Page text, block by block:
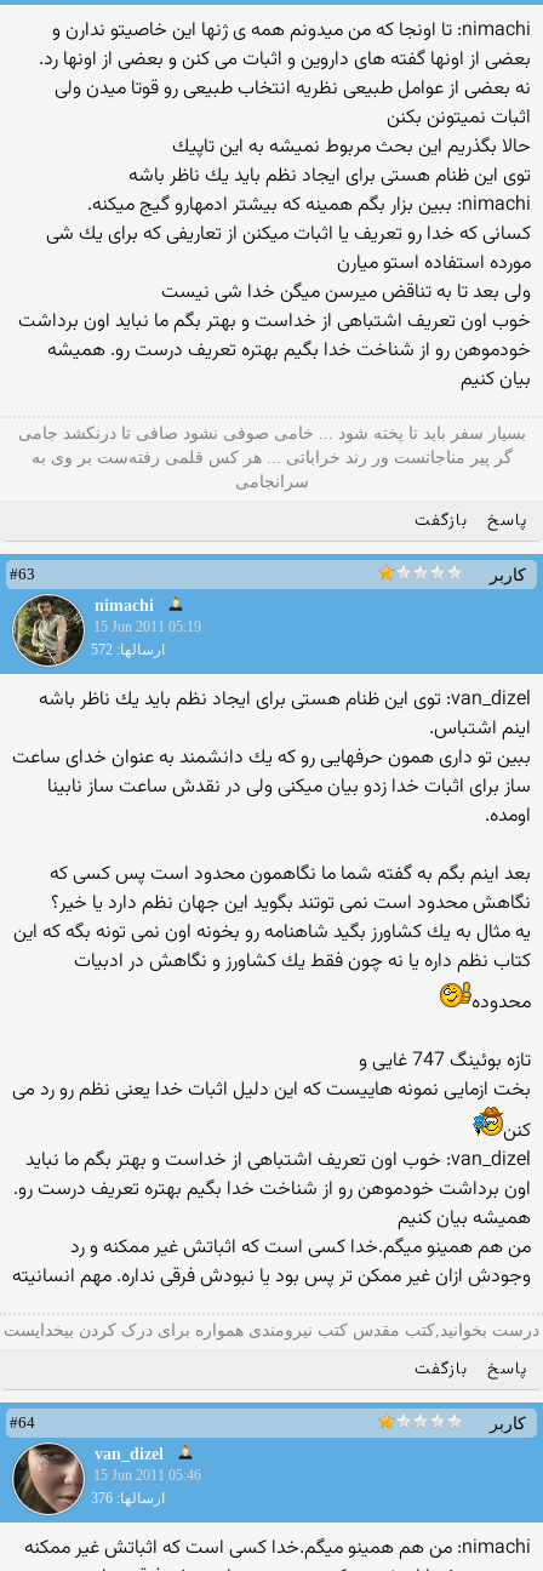
nimachi: تا اونجا كه من میدونم همه ی ژنها این خاصیتو ندارن و
بعضی از اونها گفته های داروین و اثبات می كنن و بعضی از اونها رد.
نه بعضی از عوامل طبیعی نظریه انتخاب طبیعی رو قوتا میدن ولی
اثبات نمیتونن بكنن
حالا بگذریم این بحث مربوط نمیشه به این تاپیك
توی این ظنام هستی برای ایجاد نظم باید یك ناظر باشه
nimachi: ببین بزار بگم همینه كه بیشتر ادمهارو گیج میكنه.
كسانی كه خدا رو تعریف یا اثبات میكنن از تعاریفی كه برای یك شی
مورده استفاده استو میارن
ولی بعد تا به تناقض میرسن میگن خدا شی نیست
خوب اون تعریف اشتباهی از خداست و بهتر بگم ما نباید اون برداشت
خودموهن رو از شناخت خدا بگیم بهتره تعریف درست رو. همیشه
بیان كنیم
بسیار سفر باید تا پخته شود ... خامی صوفی نشود صافی تا درنکشد جامی
گر پیر مناجاتست ور رند خراباتی ... هر کس قلمی رفته‌ست بر وی به
سرانجامی
پاسخ بازگفت
کاربر
#63
nimachi
15 Jun 2011 05:19
ارسالها: 572
van_dizel: توی این ظنام هستی برای ایجاد نظم باید یك ناظر باشه
اینم اشتباس.
ببین تو داری همون حرفهایی رو كه یك دانشمند به عنوان خدای ساعت
ساز برای اثبات خدا زدو بیان میكنی ولی در نقدش ساعت ساز نابینا
اومده.
بعد اینم بگم به گفته شما ما نگاهمون محدود است پس كسی كه
نگاهش محدود است نمی توتند بگوید این جهان نظم دارد یا خیر؟
یه مثال به یك كشاورز بگید شاهنامه رو بخونه اون نمی تونه بگه كه این
كتاب نظم داره یا نه چون فقط یك كشاورز و نگاهش در ادبیات
محدوده
تازه بوئینگ 747 غایی و
بخت ازمایی نمونه هاییست كه این دلیل اثبات خدا یعنی نظم رو رد می
كنن
van_dizel: خوب اون تعریف اشتباهی از خداست و بهتر بگم ما نباید
اون برداشت خودموهن رو از شناخت خدا بگیم بهتره تعریف درست رو.
همیشه بیان كنیم
من هم همینو میگم.خدا كسی است كه اثباتش غیر ممكنه و رد
وجودش ازان غیر ممكن تر پس بود یا نبودش فرقی نداره. مهم انسانیته
درست بخوانید,کتب مقدس کتب نیرومندی همواره برای درک کردن بیخدایست
پاسخ بازگفت
کاربر
#64
van_dizel
15 Jun 2011 05:46
ارسالها: 376
nimachi: من هم همینو میگم.خدا كسی است كه اثباتش غیر ممكنه